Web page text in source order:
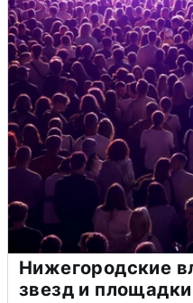
Нижегородские
звезд и